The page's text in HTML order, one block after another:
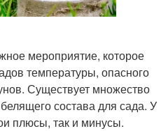
мероприятие, которое
температуры, опасного
Существует множество
состава для сада. У
плюсы, так и минусы.